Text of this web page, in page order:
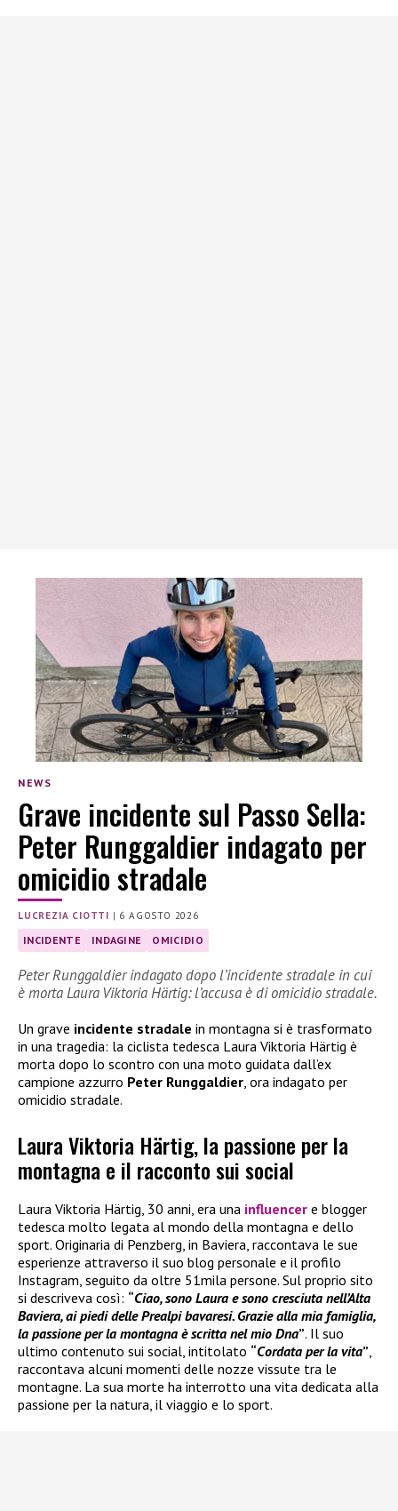
NEWS
Grave incidente sul Passo Sella:
Peter Runggaldier indagato per
omicidio stradale
LUCREZIA CIOTTI | 6 AGOSTO 2026
INCIDENTE INDAGINE OMICIDIO
Peter Runggaldier indagato dopo l’incidente stradale in cui
è morta Laura Viktoria Härtig: l’accusa è di omicidio stradale.
Un grave incidente stradale in montagna si è trasformato
in una tragedia: la ciclista tedesca Laura Viktoria Härtig è
morta dopo lo scontro con una moto guidata dall’ex
campione azzurro Peter Runggaldier, ora indagato per
omicidio stradale.
Laura Viktoria Härtig, la passione per la
montagna e il racconto sui social
Laura Viktoria Härtig, 30 anni, era una influencer e blogger
tedesca molto legata al mondo della montagna e dello
sport. Originaria di Penzberg, in Baviera, raccontava le sue
esperienze attraverso il suo blog personale e il profilo
Instagram, seguito da oltre 51mila persone. Sul proprio sito
si descriveva così: “Ciao, sono Laura e sono cresciuta nell’Alta
Baviera, ai piedi delle Prealpi bavaresi. Grazie alla mia famiglia,
la passione per la montagna è scritta nel mio Dna”. Il suo
ultimo contenuto sui social, intitolato “Cordata per la vita”
raccontava alcuni momenti delle nozze vissute tra le
montagne. La sua morte ha interrotto una vita dedicata alla
passione per la natura, il viaggio e lo sport.